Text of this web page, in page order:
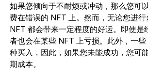
如果您倾向于不耐烦或冲动，那么您可
费在错误的 NFT 上。然而，无论您进
NFT 都会带来一定程度的好运。即使是
者也会在某些 NFT 上亏损。此外，一
种买入，因此，如果您未能成功，您可
期成本。